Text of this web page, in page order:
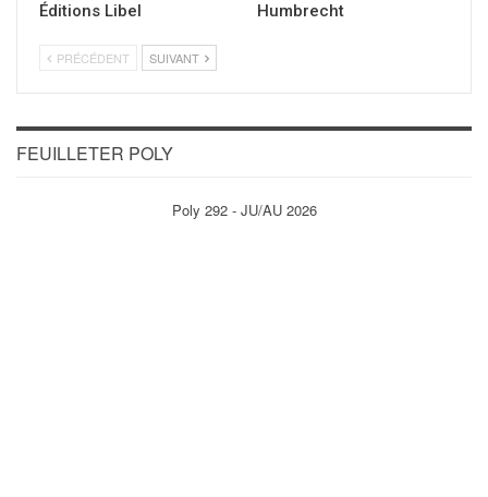
Éditions Libel
Humbrecht
PRÉCÉDENT SUIVANT
FEUILLETER POLY
Poly 292 - JU/AU 2026